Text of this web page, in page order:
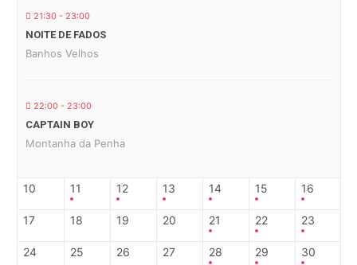
21:30 - 23:00
NOITE DE FADOS
Banhos Velhos
22:00 - 23:00
CAPTAIN BOY
Montanha da Penha
10 11 12 13 14 15 16
17 18 19 20 21 22 23
24 25 26 27 28 29 30